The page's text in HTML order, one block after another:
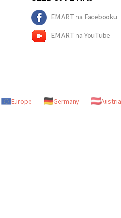
EM ART na Facebooku
EM ART na YouTube
Europe Germany Austria